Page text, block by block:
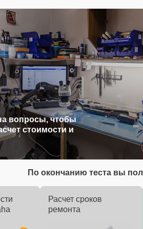
вопросы, чтобы
стоимости и
По окончанию теста вы
Расчет сроков
ремонта